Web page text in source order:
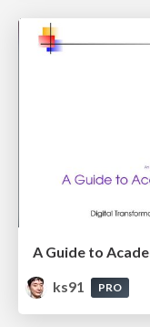
ks91
PRO